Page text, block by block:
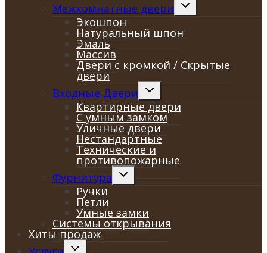
Межкомнатные двери
Переключить
Экошпон
Натуральный шпон
Эмаль
Массив
Двери с кромкой / Скрытые
двери
Входные Двери
Переключить
меню
Квартирные двери
С умным замком
Уличные двери
Нестандартные
Технические и
противопожарные
Фурнитура
Переключить
Ручки
Петли
Умные замки
Системы открывания
Хиты продаж
Переключить